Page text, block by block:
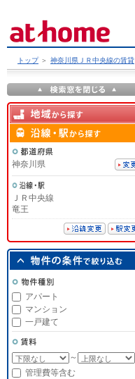
トップ ＞ 神奈川県ＪＲ中央線の賃貸
神奈川県
ＪＲ中央線
竜王
アパート
マンション
一戸建て
～
管理費等含む